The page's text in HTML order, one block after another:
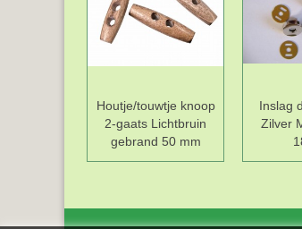
Houtje/touwtje knoop
2-gaats Lichtbruin
gebrand 50 mm
Inslag
Zilver